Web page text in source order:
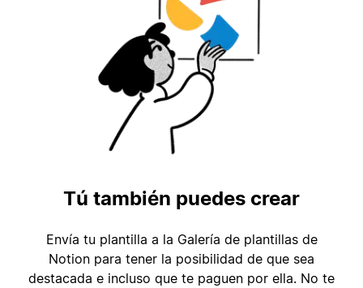
Tú también puedes crear
Envía tu plantilla a la Galería de plantillas de
Notion para tener la posibilidad de que sea
destacada e incluso que te paguen por ella. No te